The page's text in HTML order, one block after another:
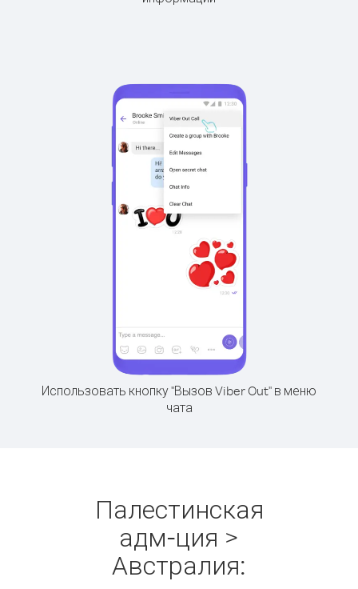
Использовать кнопку "Вызов Viber Out" в меню
чата
Палестинская
адм-ция >
Австралия: